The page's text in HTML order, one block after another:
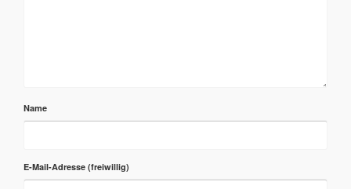
Name
E-Mail-Adresse